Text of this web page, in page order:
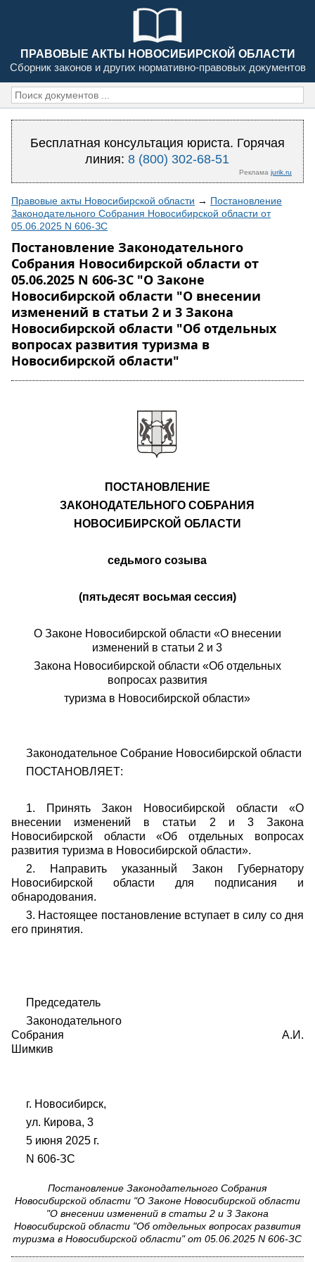
ПРАВОВЫЕ АКТЫ НОВОСИБИРСКОЙ ОБЛАСТИ
Сборник законов и других нормативно-правовых документов
Бесплатная консультация юриста. Горячая
линия:8 (800) 302-68-51
Реклама jurik.ru
Правовые акты Новосибирской области → Постановление
Законодательного Собрания Новосибирской области от
05.06.2025 N 606-ЗС
Постановление Законодательного
Собрания Новосибирской области от
05.06.2025 N 606-ЗС "О Законе
Новосибирской области "О внесении
изменений в статьи 2 и 3 Закона
Новосибирской области "Об отдельных
вопросах развития туризма в
Новосибирской области"
ПОСТАНОВЛЕНИЕ
ЗАКОНОДАТЕЛЬНОГО СОБРАНИЯ
НОВОСИБИРСКОЙ ОБЛАСТИ
седьмого созыва
(пятьдесят восьмая сессия)
О Законе Новосибирской области «О внесении
изменений в статьи 2 и 3
Закона Новосибирской области «Об отдельных
вопросах развития
туризма в Новосибирской области»
Законодательное Собрание Новосибирской области
ПОСТАНОВЛЯЕТ:
1. Принять Закон Новосибирской области «О
внесении изменений в статьи 2 и 3 Закона
Новосибирской области «Об отдельных вопросах
развития туризма в Новосибирской области».
2. Направить указанный Закон Губернатору
Новосибирской области для подписания и
обнародования.
3. Настоящее постановление вступает в силу со дня
его принятия.
Председатель
Законодательного
Собрания А.И.
Шимкив
г. Новосибирск,
ул. Кирова, 3
5 июня 2025 г.
N 606-ЗС
Постановление Законодательного Собрания
Новосибирской области "О Законе Новосибирской области
"О внесении изменений в статьи 2 и 3 Закона
Новосибирской области "Об отдельных вопросах развития
туризма в Новосибирской области" от 05.06.2025 N 606-ЗС